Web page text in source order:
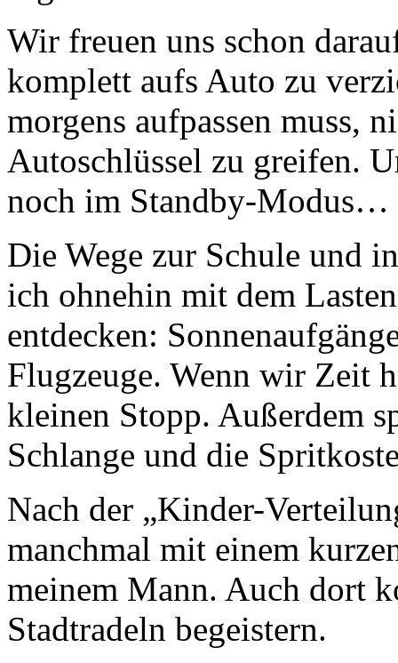
Wir freuen uns schon
komplett aufs Auto zu
morgens aufpassen muss,
Autoschlüssel zu greifen.
noch im Standby-Modus…
Die Wege zur Schule und
ich ohnehin mit dem
entdecken:
Flugzeuge. Wenn wir Zeit
kleinen Stopp. Außerdem
Schlange und die
Nach der „Kinder-
manchmal mit einem
meinem Mann. Auch dort
Stadtradeln begeistern.